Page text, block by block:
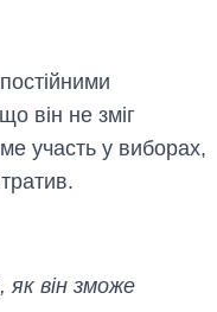
він не зміг
участь у виборах,
він зможе